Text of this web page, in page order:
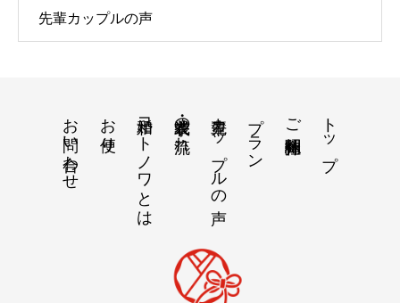
先輩カップルの声
トップ
ご紹介神社仏閣
プラン
先輩カップルの声
衣装・挙式の流れ
和婚コトノワとは
お便り
お問い合わせ